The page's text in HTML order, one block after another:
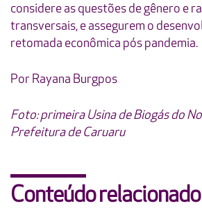
considere as questões de gênero e
transversais, e assegurem o
retomada econômica pós pandemia.
Por Rayana Burgpos
Foto: primeira Usina de Biogás do
Prefeitura de Caruaru
Conteúdo relacionado